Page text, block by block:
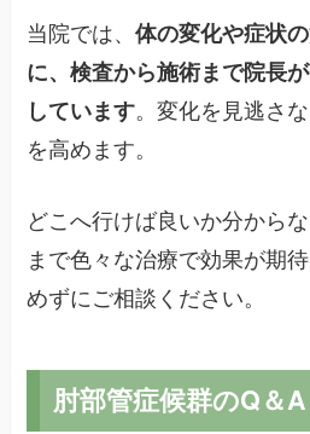
当院では、体の変化や症状
に、検査から施術まで院長
しています。変化を見逃さ
を高めます。
どこへ行けば良いか分から
まで色々な治療で効果が期
めずにご相談ください。
肘部管症候群のQ＆A